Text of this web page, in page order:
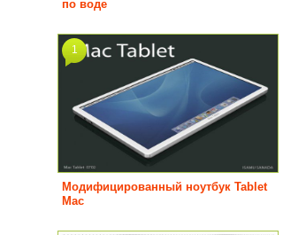
по воде
Модифицированный ноутбук Tablet
Mac
1